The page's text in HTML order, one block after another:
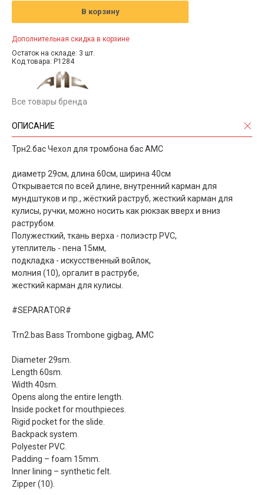
В корзину
Дополнительная скидка в корзине
Остаток на складе: 3 шт.
Код товара: P1284
Все товары бренда
ОПИСАНИЕ
Трн2.бас Чехол для тромбона бас АМС
диаметр 29см, длина 60см, ширина 40см
Открывается по всей длине, внутренний карман для
мундштуков и пр., жёсткий раструб, жесткий карман для
кулисы, ручки, можно носить как рюкзак вверх и вниз
раструбом.
Полужесткий, ткань верха - полиэстр PVC,
утеплитель - пена 15мм,
подкладка - искусственный войлок,
молния (10), оргалит в раструбе,
жесткий карман для кулисы.
#SEPARATOR#
Trn2.bas Bass Trombone gigbag, AMC
Diameter 29sm.
Length 60sm.
Width 40sm.
Opens along the entire length.
Inside pocket for mouthpieces.
Rigid pocket for the slide.
Backpack system.
Polyester PVC.
Padding – foam 15mm.
Inner lining – synthetic felt.
Zipper (10).